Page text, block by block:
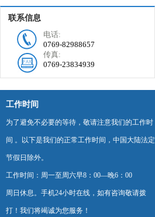
联系信息
电话:
0769-82988657
传真:
0769-23834939
工作时间
为了避免不必要的等待，敬请注意我们的工作时
间 。以下是我们的正常工作时间，中国大陆法定
节假日除外。
工作时间：周一至周六早8：00—晚6：00
周日休息。手机24小时在线，如有咨询敬请拨
打！我们将竭诚为您服务！